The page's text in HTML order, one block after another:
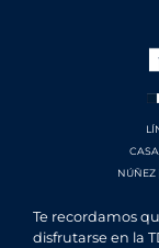
NÚÑEZ
Te recordamos
disfrutarse en la